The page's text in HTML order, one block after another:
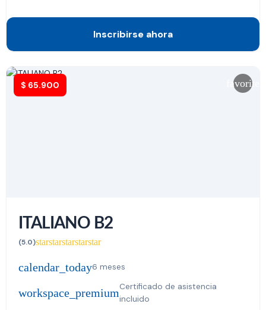
Inscribirse ahora
$ 65.900 favorite
ITALIANO B2
(5.0)starstarstarstarstar
calendar_today6 meses
workspace_premiumCertificado de asistencia
incluido